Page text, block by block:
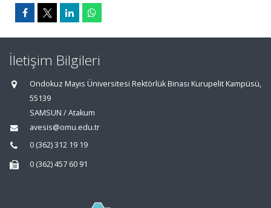
İletişim Bilgileri
Ondokuz Mayıs Üniversitesi Rektörlük Binası Kurupelit Kampüsü,
55139
SAMSUN / Atakum
avesis@omu.edu.tr
0 (362) 312 19 19
0 (362) 457 60 91